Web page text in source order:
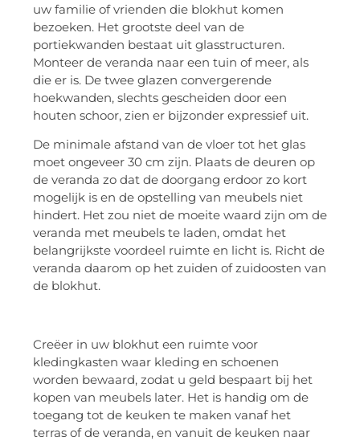
uw familie of vrienden die blokhut komen
bezoeken. Het grootste deel van de
portiekwanden bestaat uit glasstructuren.
Monteer de veranda naar een tuin of meer, als
die er is. De twee glazen convergerende
hoekwanden, slechts gescheiden door een
houten schoor, zien er bijzonder expressief uit.
De minimale afstand van de vloer tot het glas
moet ongeveer 30 cm zijn. Plaats de deuren op
de veranda zo dat de doorgang erdoor zo kort
mogelijk is en de opstelling van meubels niet
hindert. Het zou niet de moeite waard zijn om de
veranda met meubels te laden, omdat het
belangrijkste voordeel ruimte en licht is. Richt de
veranda daarom op het zuiden of zuidoosten van
de blokhut.
Creëer in uw blokhut een ruimte voor
kledingkasten waar kleding en schoenen
worden bewaard, zodat u geld bespaart bij het
kopen van meubels later. Het is handig om de
toegang tot de keuken te maken vanaf het
terras of de veranda, en vanuit de keuken naar